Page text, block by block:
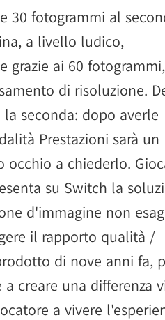
30 fotogrammi al
a livello ludico,
grazie ai 60
di risoluzione.
seconda: dopo averle
Prestazioni sarà un
occhio a chiederlo.
su Switch la
d'immagine non
il rapporto qualità /
di nove anni fa,
a creare una differenza
a vivere